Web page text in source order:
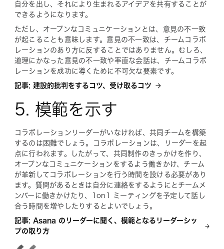
自分を出し、それにより生まれるアイデアを共有することが
できるようになります。
ただし、オープンなコミュニケーションとは、意見の不一致
が起こることも意味します。意見の不一致は、チームコラボ
レーションのあり方に反することではありません。むしろ、
道理にかなった意見の不一致や率直な会話は、チームコラボ
レーションを成功に導くために不可欠な要素です。
記事: 建設的批判をするコツ、受け取るコツ
5. 模範を示す
コラボレーションリーダーがいなければ、共同チームを構築
するのは困難でしょう。コラボレーションは、リーダーを起
点に行われます。したがって、共同制作のきっかけを作り、
オープンなコミュニケーションをするよう働きかけ、チーム
が革新してコラボレーションを行う時間を設ける必要があり
ます。質問があるときは自分に連絡をするようにとチームメ
ンバーに働きかけたり、1on1 ミーティングを予定して話し
合う時間を増やしたりするとよいでしょう。
記事: Asana のリーダーに聞く、模範となるリーダーシッ
プの取り方